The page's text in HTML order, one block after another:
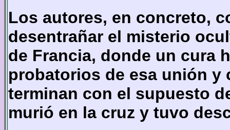
Los autores, en concreto,
desentrañar el misterio
de Francia, donde un cura
probatorios de esa unión y
terminan con el supuesto
murió en la cruz y tuvo